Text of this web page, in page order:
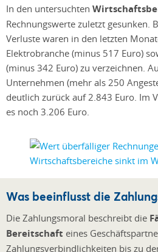
In den untersuchten
Rechnungswerte zuletzt gesunken.
Verluste waren in den letzten
Elektrobranche (minus 517 Euro)
(minus 342 Euro) zu verzeichnen.
Unternehmen (mehr als 250
deutlich zurück auf 2.843 Euro. Im
es noch 3.206 Euro.
Was beeinflusst die
Die Zahlungsmoral beschreibt die
Bereitschaft eines
Zahlungsverbindlichkeiten bis zu